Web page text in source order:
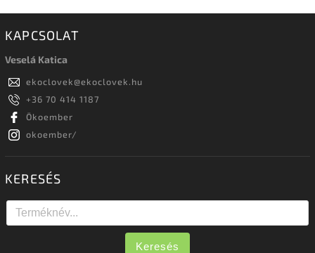
KAPCSOLAT
Veselá Katica
ekoclovek@ekoclovek.hu
+36 70 414 1187
Ökoember
okoember/
KERESÉS
Keresés